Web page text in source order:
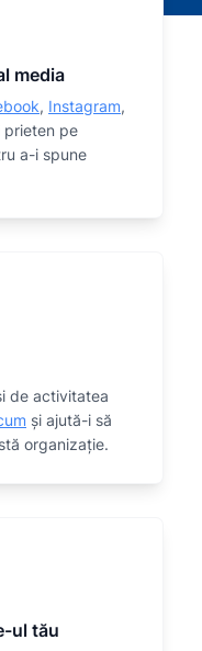
media
, Instagram,
prieten pe
a-i spune
de activitatea
și ajută-i să
organizaţie.
ul tău